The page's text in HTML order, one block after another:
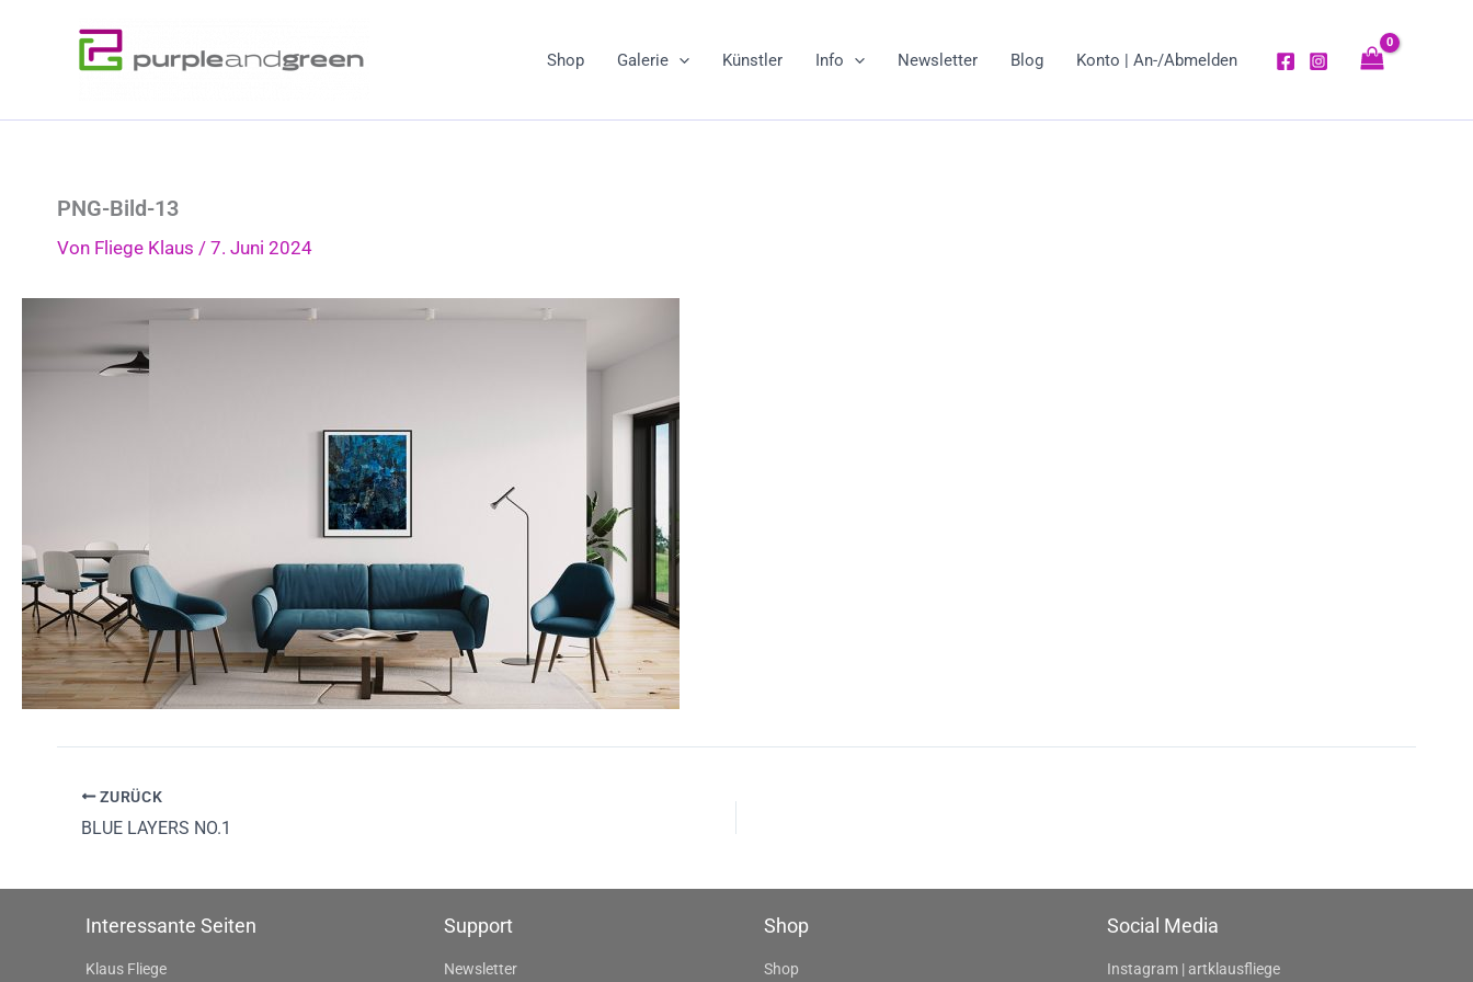
Shop Galerie Künstler Info Newsletter Blog Konto | An-/Abmelden
PNG-Bild-13
Von Fliege Klaus / 7. Juni 2024
ZURÜCK
BLUE LAYERS NO.1
Interessante Seiten
Klaus Fliege
Support
Newsletter
Shop
Shop
Social Media
Instagram | artklausfliege